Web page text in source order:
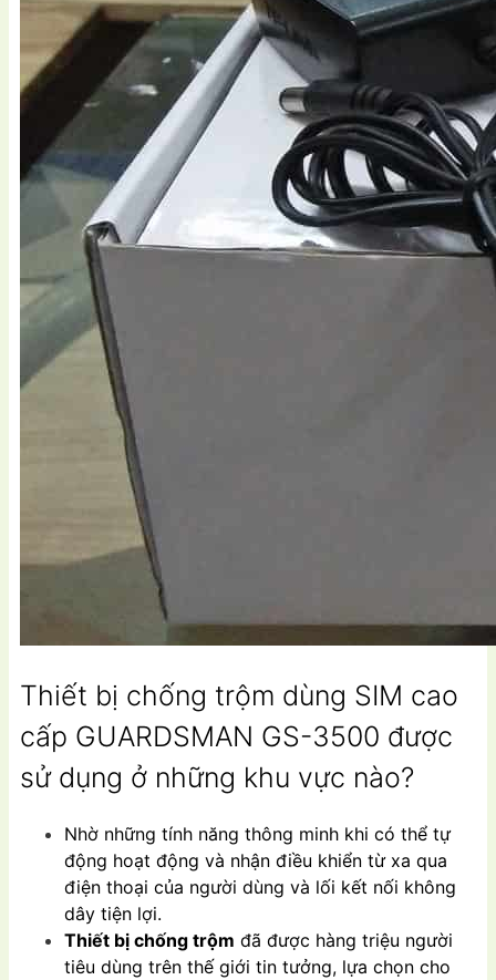
Thiết bị chống trộm dùng SIM cao
cấp GUARDSMAN GS-3500 được
sử dụng ở những khu vực nào?
Nhờ những tính năng thông minh khi có thể tự
động hoạt động và nhận điều khiển từ xa qua
điện thoại của người dùng và lối kết nối không
dây tiện lợi.
Thiết bị chống trộm đã được hàng triệu người
tiêu dùng trên thế giới tin tưởng, lựa chọn cho